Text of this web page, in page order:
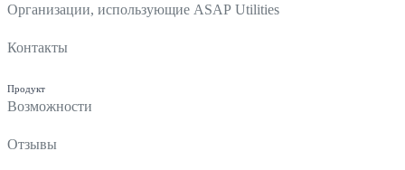
Организации, использующие ASAP Utilities
Контакты
Продукт
Возможности
Отзывы